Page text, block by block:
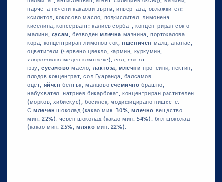
парчета печени какаови зърна, инвертаза, овлажнител:
ксилитол, кокосово масло, подкислител: лимонена
киселина, консервант: калиев сорбат, концентриран сок от
малини, сусам, безводенмлечна мазнина, портокалова
кора, концентриран лимонов сок,пшеничен малц, ананас,
оцветители (червено цвекло, кармин, куркумин,
хлорофилно меден комплекс), сол, сок от
юзу, сусамово масло, лактоза,млечни протеини, пектин,
плодов концентрат, сол Гуаранда, балсамов
оцет, яйчен белтък, малцово ечемично брашно,
набухвател: натриев бикарбонат, концентриран растителен
(морков, хибискус), босилек, модифицирано нишесте.
Смлечен шоколад (какао мин. 30%,млечно вещество
мин. 22%), черен шоколад (какао мин. 54%), бял шоколад
(какао мин. 25%,мляко мин. 22%).